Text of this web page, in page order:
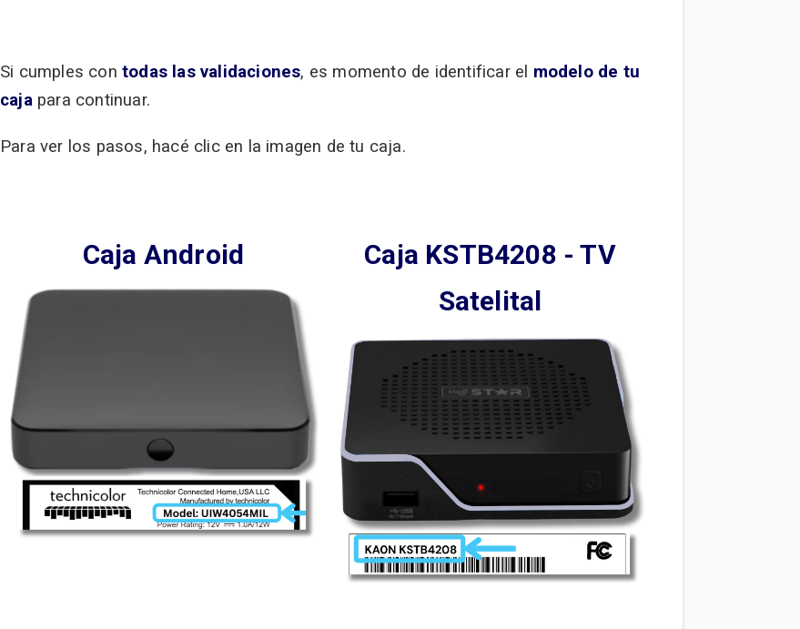
Si cumples con todas las validaciones, es momento de identificar el modelo de tu
cajapara continuar.
Para ver los pasos, hacé clic en la imagen de tu caja.
Caja Android
Caja KSTB4208 - TV
Satelital